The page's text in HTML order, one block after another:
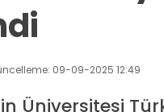
09-09-2025 12:49
Üniversitesi